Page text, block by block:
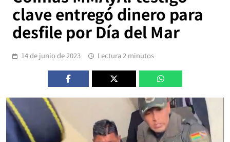
clave entregó dinero para
desfile por Día del Mar
14 de junio de 2023 Lectura 2 minutos